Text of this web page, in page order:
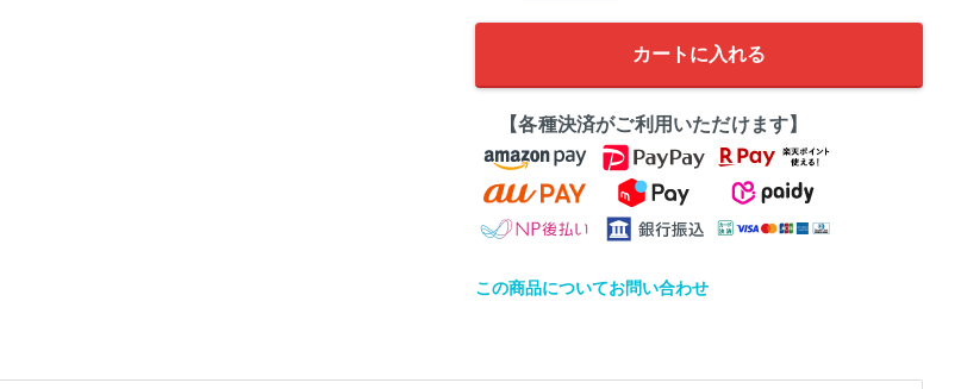
カートに入れる
【各種決済がご利用いただけます】
この商品についてお問い合わせ